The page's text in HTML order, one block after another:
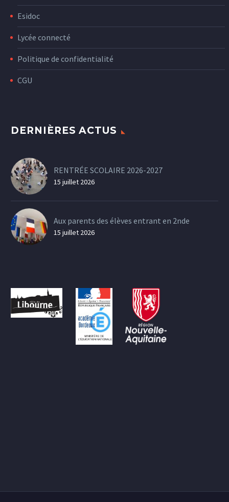
Esidoc
Lycée connecté
Politique de confidentialité
CGU
DERNIÈRES ACTUS
RENTRÉE SCOLAIRE 2026-2027
15 juillet 2026
Aux parents des élèves entrant en 2nde
15 juillet 2026